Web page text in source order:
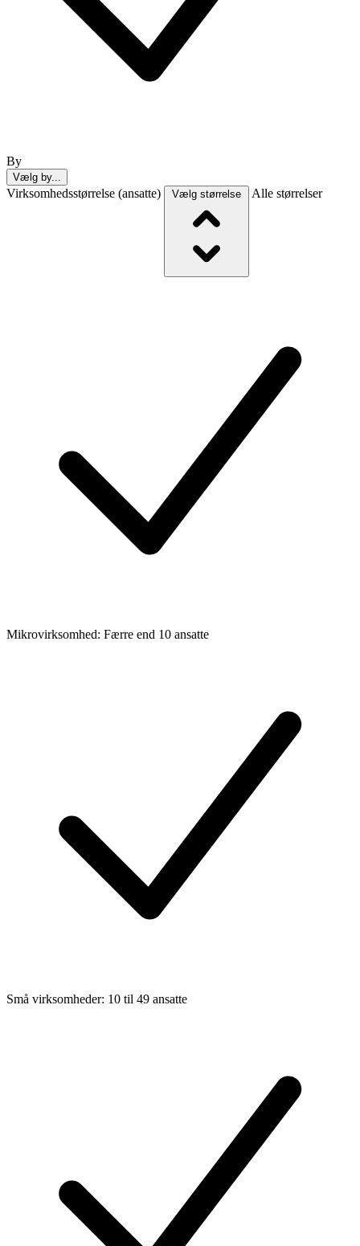
By
Vælg by...
Virksomhedsstørrelse (ansatte) Vælg størrelse Alle størrelser
Mikrovirksomhed: Færre end 10 ansatte
Små virksomheder: 10 til 49 ansatte